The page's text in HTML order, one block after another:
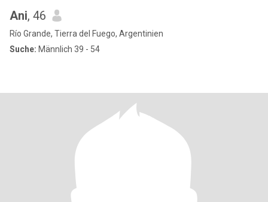
Ani, 46
Río Grande, Tierra del Fuego, Argentinien
Suche: Männlich 39 - 54